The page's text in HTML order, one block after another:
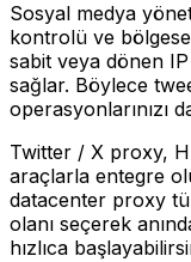
Sosyal medya
kontrolü ve
sabit veya dönen
sağlar. Böylece
operasyonlarınızı
Twitter / X proxy,
araçlarla entegre
datacenter proxy
olanı seçerek
hızlıca